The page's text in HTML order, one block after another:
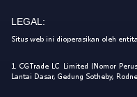
LEGAL:
Situs web ini dioperasikan oleh
1. CGTrade LC Limited (Nomor
Lantai Dasar, Gedung Sotheby,